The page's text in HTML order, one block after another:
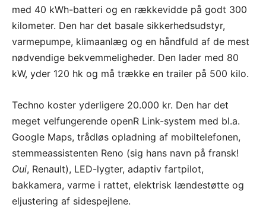
med 40 kWh-batteri og en rækkevidde på godt 300
kilometer. Den har det basale sikkerhedsudstyr,
varmepumpe, klimaanlæg og en håndfuld af de mest
nødvendige bekvemmeligheder. Den lader med 80
kW, yder 120 hk og må trække en trailer på 500 kilo.
Techno koster yderligere 20.000 kr. Den har det
meget velfungerende openR Link-system med bl.a.
Google Maps, trådløs opladning af mobiltelefonen,
stemmeassistenten Reno (sig hans navn på fransk!
Oui, Renault), LED-lygter, adaptiv fartpilot,
bakkamera, varme i rattet, elektrisk lændestøtte og
eljustering af sidespejlene.